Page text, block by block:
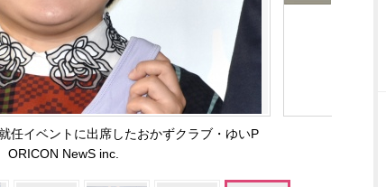
任イベントに出席したおかずクラブ・ゆいP
ORICON NewS inc.